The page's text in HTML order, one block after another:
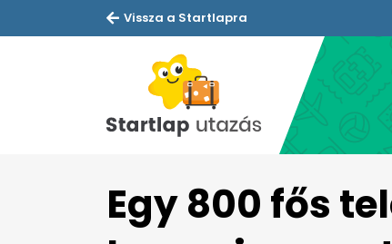
Vissza a Startlapra
Egy 800 fős